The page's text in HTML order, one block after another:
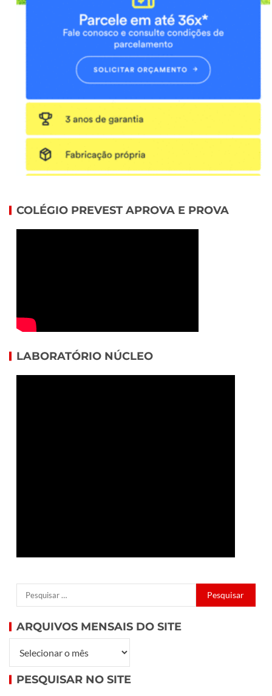
COLÉGIO PREVEST APROVA E PROVA
LABORATÓRIO NÚCLEO
ARQUIVOS MENSAIS DO SITE
PESQUISAR NO SITE